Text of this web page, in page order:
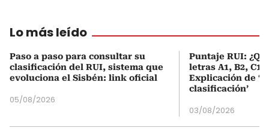
Lo más leído
Paso a paso para consultar su
clasificación del RUI, sistema que
evoluciona el Sisbén: link oficial
05/08/2026
Puntaje RUI:
letras A1, B2, C1
Explicación de
clasificación’
03/08/2026